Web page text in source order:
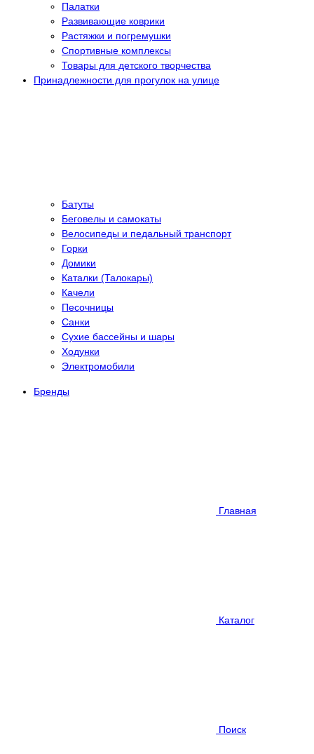
Палатки
Развивающие коврики
Растяжки и погремушки
Спортивные комплексы
Товары для детского творчества
Принадлежности для прогулок на улице
Батуты
Беговелы и самокаты
Велосипеды и педальный транспорт
Горки
Домики
Каталки (Талокары)
Качели
Песочницы
Санки
Сухие бассейны и шары
Ходунки
Электромобили
Бренды
Главная
Каталог
Поиск